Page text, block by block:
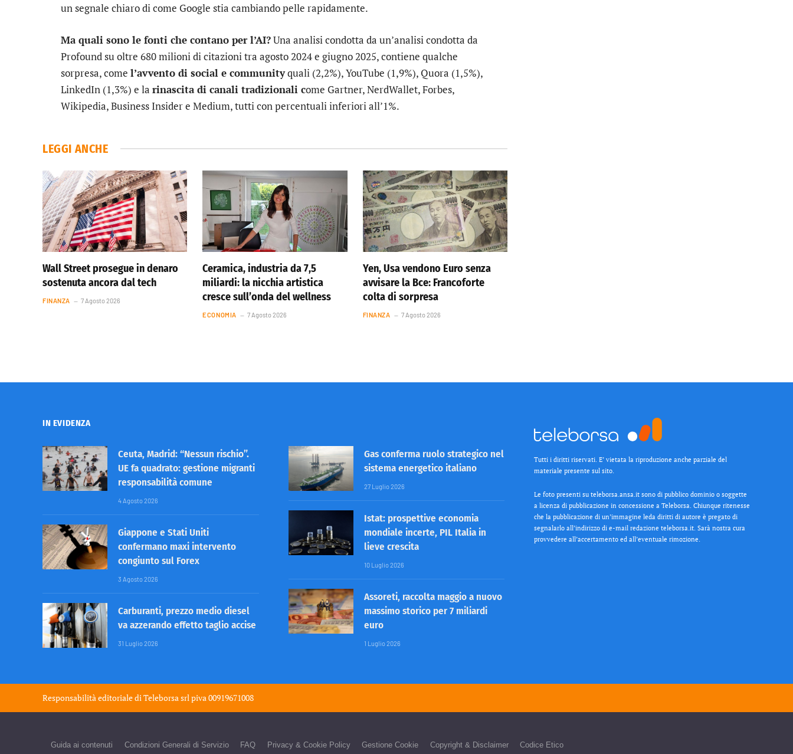
un segnale chiaro di come Google stia cambiando pelle rapidamente.
Ma quali sono le fonti che contano per l’AI?Una analisi condotta da un’analisi condotta da
Profound su oltre 680 milioni di citazioni tra agosto 2024 e giugno 2025, contiene qualche
sorpresa, come l’avvento di social e communityquali (2,2%), YouTube (1,9%), Quora (1,5%),
LinkedIn (1,3%) e la rinascita di canali tradizionali come Gartner, NerdWallet, Forbes,
Wikipedia, Business Insider e Medium, tutti con percentuali inferiori all’1%.
LEGGI ANCHE
Wall Street prosegue in denaro
sostenuta ancora dal tech
FINANZA 7 Agosto 2026
Ceramica, industria da 7,5
miliardi: la nicchia artistica
cresce sull’onda del wellness
ECONOMIA 7 Agosto 2026
Yen, Usa vendono Euro senza
avvisare la Bce: Francoforte
colta di sorpresa
FINANZA 7 Agosto 2026
IN EVIDENZA
Ceuta, Madrid: “Nessun rischio”.
UE fa quadrato: gestione migranti
responsabilità comune
4 Agosto 2026
Giappone e Stati Uniti
confermano maxi intervento
congiunto sul Forex
3 Agosto 2026
Carburanti, prezzo medio diesel
va azzerando effetto taglio accise
31 Luglio 2026
Gas conferma ruolo strategico nel
sistema energetico italiano
27 Luglio 2026
Istat: prospettive economia
mondiale incerte, PIL Italia in
lieve crescita
10 Luglio 2026
Assoreti, raccolta maggio a nuovo
massimo storico per 7 miliardi
euro
1 Luglio 2026
Tutti i diritti riservati. E’ vietata la riproduzione anche parziale del
materiale presente sul sito.
Le foto presenti su teleborsa.ansa.it sono di pubblico dominio o soggette
a licenza di pubblicazione in concessione a Teleborsa. Chiunque ritenesse
che la pubblicazione di un’immagine leda diritti di autore è pregato di
segnalarlo all’indirizzo di e-mail redazione teleborsa.it. Sarà nostra cura
provvedere all’accertamento ed all’eventuale rimozione.
Responsabilità editoriale diTeleborsa srlpiva 00919671008
Guida ai contenuti Condizioni Generali di Servizio FAQ Privacy & Cookie Policy Gestione Cookie Copyright & Disclaimer Codice Etico